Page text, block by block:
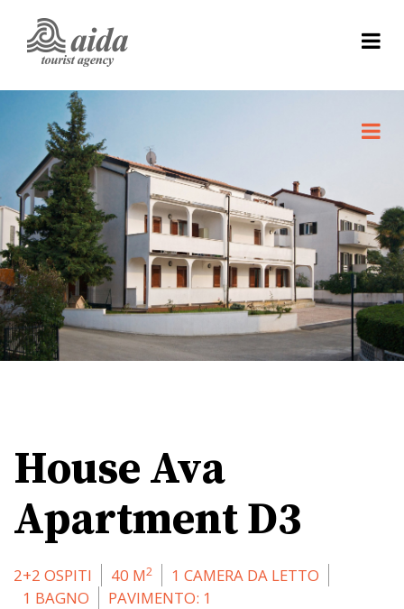
House Ava
Apartment D3
2+2 OSPITI 40 M2
1 CAMERA DA LETTO
1 BAGNO
PAVIMENTO: 1